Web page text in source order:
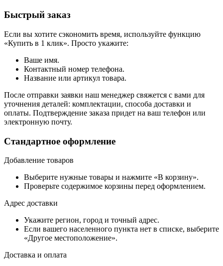
Быстрый заказ
Если вы хотите сэкономить время, используйте функцию
«Купить в 1 клик». Просто укажите:
Ваше имя.
Контактный номер телефона.
Название или артикул товара.
После отправки заявки наш менеджер свяжется с вами для
уточнения деталей: комплектации, способа доставки и
оплаты. Подтверждение заказа придет на ваш телефон или
электронную почту.
Стандартное оформление
Добавление товаров
Выберите нужные товары и нажмите «В корзину».
Проверьте содержимое корзины перед оформлением.
Адрес доставки
Укажите регион, город и точный адрес.
Если вашего населенного пункта нет в списке, выберите
«Другое местоположение».
Доставка и оплата